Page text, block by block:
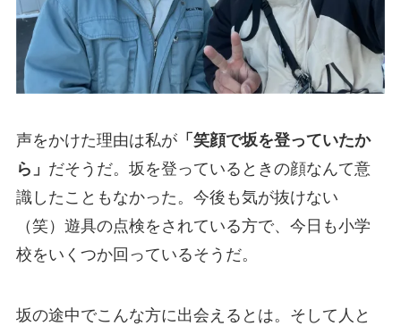
声をかけた理由は私が「笑顔で坂を登っていたか
ら」 だそうだ。坂を登っているときの顔なんて意
識したこともなかった。今後も気が抜けない
（笑）遊具の点検をされている方で、今日も小学
校をいくつか回っているそうだ。
坂の途中でこんな方に出会えるとは。そして人と